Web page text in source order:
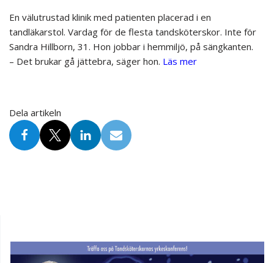
En välutrustad klinik med patienten placerad i en
tandläkarstol. Vardag för de flesta tandsköterskor. Inte för
Sandra Hillborn, 31. Hon jobbar i hemmiljö, på sängkanten.
– Det brukar gå jättebra, säger hon. Läs mer
Dela artikeln